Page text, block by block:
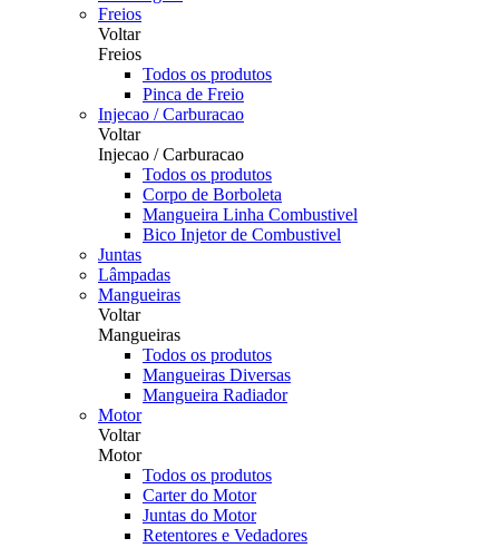
Freios
Voltar
Freios
Todos os produtos
Pinca de Freio
Injecao / Carburacao
Voltar
Injecao / Carburacao
Todos os produtos
Corpo de Borboleta
Mangueira Linha Combustivel
Bico Injetor de Combustivel
Juntas
Lâmpadas
Mangueiras
Voltar
Mangueiras
Todos os produtos
Mangueiras Diversas
Mangueira Radiador
Motor
Voltar
Motor
Todos os produtos
Carter do Motor
Juntas do Motor
Retentores e Vedadores